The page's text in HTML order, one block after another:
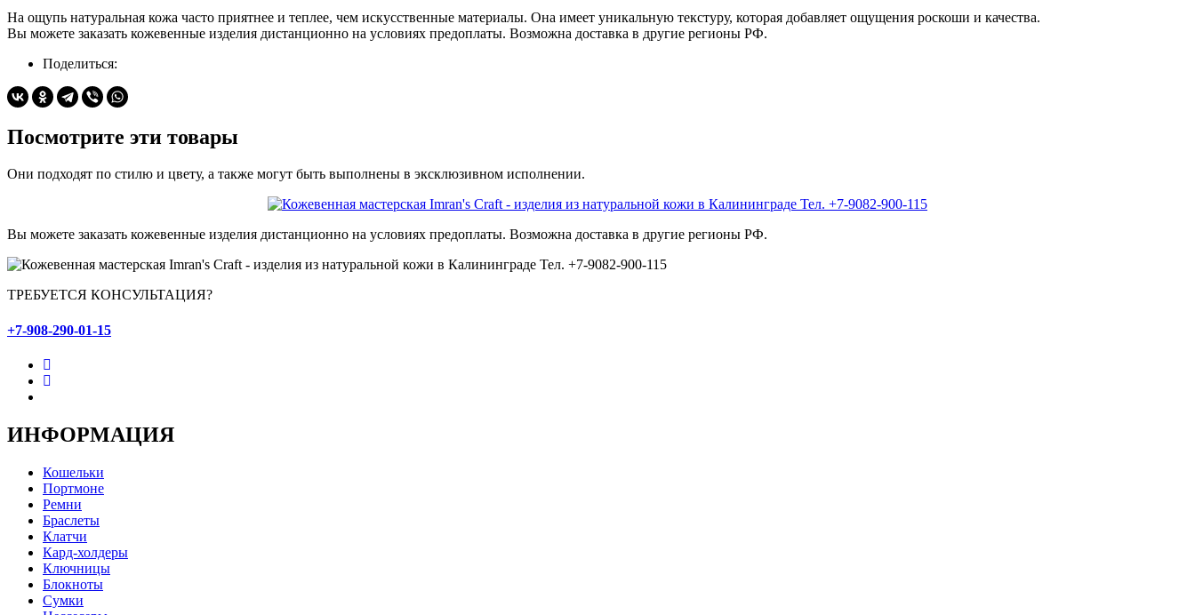
На ощупь натуральная кожа часто приятнее и теплее, чем искусственные материалы. Она имеет уникальную текстуру, которая добавляет ощущения роскоши и качества.
Вы можете заказать кожевенные изделия дистанционно на условиях предоплаты. Возможна доставка в другие регионы РФ.
Поделиться:
Посмотрите эти товары
Они подходят по стилю и цвету, а также могут быть выполнены в эксклюзивном исполнении.
Вы можете заказать кожевенные изделия дистанционно на условиях предоплаты. Возможна доставка в другие регионы РФ.
ТРЕБУЕТСЯ КОНСУЛЬТАЦИЯ?
+7-908-290-01-15
ИНФОРМАЦИЯ
Кошельки
Портмоне
Ремни
Браслеты
Клатчи
Кард-холдеры
Ключницы
Блокноты
Сумки